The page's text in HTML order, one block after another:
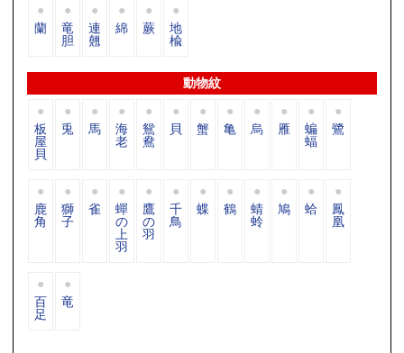
蘭 竜
胆
連
翹
綿 蕨 地
楡
動物紋
板
屋
貝
兎 馬 海
老
鴛
鴦
貝 蟹 亀 烏 雁 蝙
蝠
鷺
鹿
角
獅
子
雀 蟬
の
上
羽
鷹
の
羽
千
鳥
蝶 鶴 蜻
蛉
鳩 蛤 鳳
凰
百
足
竜